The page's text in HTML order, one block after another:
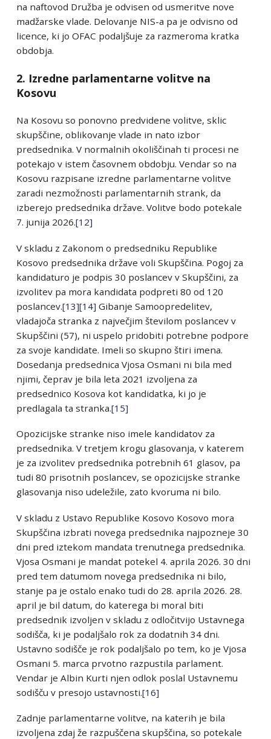
na naftovod Družba je odvisen od usmeritve nove
madžarske vlade. Delovanje NIS-a pa je odvisno od
licence, ki jo OFAC podaljšuje za razmeroma kratka
obdobja.
2. Izredne parlamentarne volitve na
Kosovu
Na Kosovu so ponovno predvidene volitve, sklic
skupščine, oblikovanje vlade in nato izbor
predsednika. V normalnih okoliščinah ti procesi ne
potekajo v istem časovnem obdobju. Vendar so na
Kosovu razpisane izredne parlamentarne volitve
zaradi nezmožnosti parlamentarnih strank, da
izberejo predsednika države. Volitve bodo potekale
7. junija 2026.[12]
V skladu z Zakonom o predsedniku Republike
Kosovo predsednika države voli Skupščina. Pogoj za
kandidaturo je podpis 30 poslancev v Skupščini, za
izvolitev pa mora kandidata podpreti 80 od 120
poslancev.[13][14] Gibanje Samoopredelitev,
vladajoča stranka z največjim številom poslancev v
Skupščini (57), ni uspelo pridobiti potrebne podpore
za svoje kandidate. Imeli so skupno štiri imena.
Dosedanja predsednica Vjosa Osmani ni bila med
njimi, čeprav je bila leta 2021 izvoljena za
predsednico Kosova kot kandidatka, ki jo je
predlagala ta stranka.[15]
Opozicijske stranke niso imele kandidatov za
predsednika. V tretjem krogu glasovanja, v katerem
je za izvolitev predsednika potrebnih 61 glasov, pa
tudi 80 prisotnih poslancev, se opozicijske stranke
glasovanja niso udeležile, zato kvoruma ni bilo.
V skladu z Ustavo Republike Kosovo Kosovo mora
Skupščina izbrati novega predsednika najpozneje 30
dni pred iztekom mandata trenutnega predsednika.
Vjosa Osmani je mandat potekel 4. aprila 2026. 30 dni
pred tem datumom novega predsednika ni bilo,
stanje pa je ostalo enako tudi do 28. aprila 2026. 28.
april je bil datum, do katerega bi moral biti
predsednik izvoljen v skladu z odločitvijo Ustavnega
sodišča, ki je podaljšalo rok za dodatnih 34 dni.
Ustavno sodišče je rok podaljšalo po tem, ko je Vjosa
Osmani 5. marca prvotno razpustila parlament.
Vendar je Albin Kurti njen odlok poslal Ustavnemu
sodišču v presojo ustavnosti.[16]
Zadnje parlamentarne volitve, na katerih je bila
izvoljena zdaj že razpuščena skupščina, so potekale